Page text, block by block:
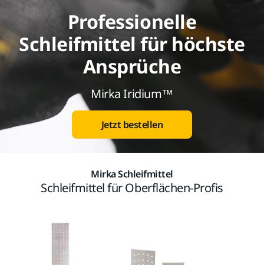
Professionelle
Schleifmittel für höchste
Ansprüche
Mirka Iridium™
Jetzt bestellen
Mirka Schleifmittel
Schleifmittel für Oberflächen-Profis